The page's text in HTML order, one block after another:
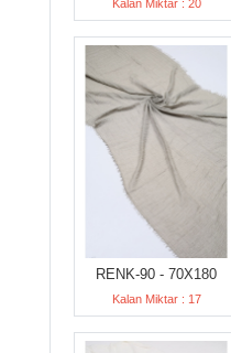
Kalan Miktar : 20
RENK-90 - 70X180
Kalan Miktar : 17